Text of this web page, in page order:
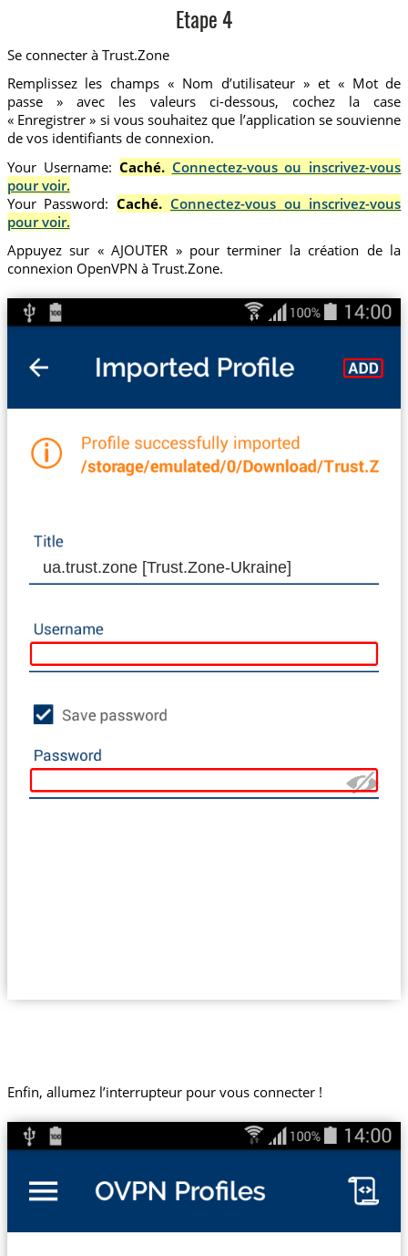
Etape 4
Se connecter à Trust.Zone
Remplissez les champs « Nom d’utilisateur » et « Mot de
passe » avec les valeurs ci-dessous, cochez la case
« Enregistrer » si vous souhaitez que l’application se souvienne
de vos identifiants de connexion.
Your Username: Caché. Connectez-vous ou inscrivez-vous
pour voir.
Your Password:Caché. Connectez-vous ou inscrivez-vous
pour voir.
Appuyez sur « AJOUTER » pour terminer la création de la
connexion OpenVPN à Trust.Zone.
ua.trust.zone [Trust.Zone-Ukraine]
Enfin, allumez l’interrupteur pour vous connecter !